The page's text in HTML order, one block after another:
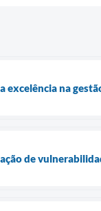
excelência na
de